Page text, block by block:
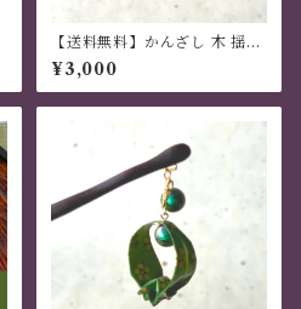
【送料無料】かんざし 木 揺れ
る 普段使い ハンドメイド 日本
伝統 折り紙 撥水仕上 職人技
ピンク 夏祭り 花火大会 プレゼ
¥3,000